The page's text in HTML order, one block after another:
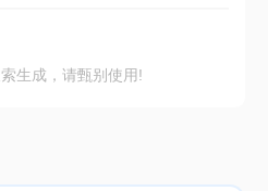
生成，请甄别使用!